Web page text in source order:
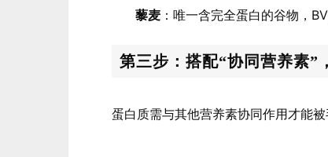
藜麦 ：唯一含完全蛋白的谷物，
第三步：搭配“协同营养素”
蛋白质需与其他营养素协同作用才能被